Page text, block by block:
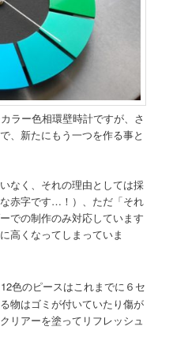
ラー色相環壁時計ですが、さ
、新たにもう一つを作る事と
なく、それの理由としては採
赤字です…！）、ただ「それ
での制作のみ対応しています
高くなってしまっていま
色のピースはこれまでに６セ
物はゴミが付いていたり傷が
リアーを塗ってリフレッシュ